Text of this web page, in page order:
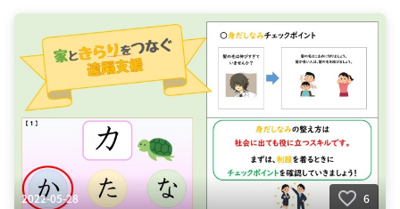
#スキルアップ #お昼休憩 #インスタ #TIKTOK
#YOUTUBE #東建グループ #東建ビルダー #東建リフォーム
#東建ペイント #東建産業 #東建リノベーション #栃木県 #足利市
#群馬県 #太田市 #佐野市 #桐生市 #館林市 #働きやすい職場
2022-05-28 6